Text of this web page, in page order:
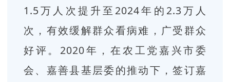
1.5万人次提升至2024年的2.3万人
次，有效缓解群众看病难，广受群众
好评。2020年，在农工党嘉兴市委
会、嘉善县基层委的推动下，签订嘉